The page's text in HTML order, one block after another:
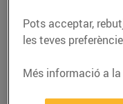
Ingredients 1
tendres 2 ous Oli
LLEGIR MÉS
Pots acceptar,
les teves
Més informació a la